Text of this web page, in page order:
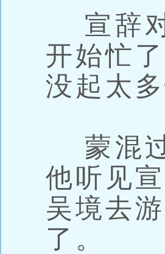
宣辞对
开始忙
没起太多
蒙混过
他听见
吴境去
了。